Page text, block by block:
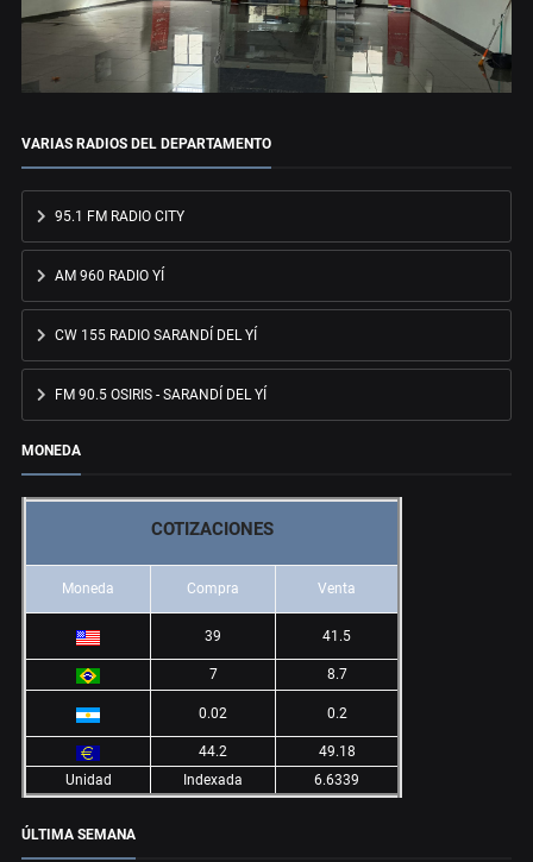
VARIAS RADIOS DEL DEPARTAMENTO
95.1 FM RADIO CITY
AM 960 RADIO YÍ
CW 155 RADIO SARANDÍ DEL YÍ
FM 90.5 OSIRIS - SARANDÍ DEL YÍ
MONEDA
COTIZACIONES
Moneda Compra Venta
39 41.5
7 8.7
0.02 0.2
44.2
49.18
Unidad
Indexada 6.6339
ÚLTIMA SEMANA